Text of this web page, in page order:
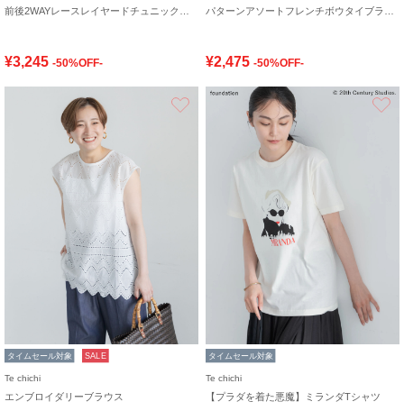
¥3,245 -50%OFF- ¥2,475 -50%OFF-
お気に入り
タイムセール対象 SALE
Te chichi
エンブロイダリーブラウス
タイムセール対象
Te chichi
【プラダを着た悪魔】ミランダTシャツ